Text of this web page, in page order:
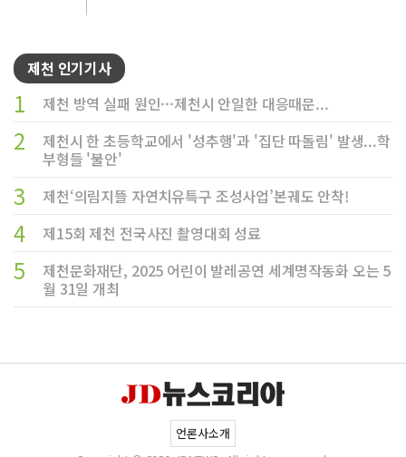
제천 인기기사
1 제천 방역 실패 원인···제천시 안일한 대응때문...
2
제천시 한 초등학교에서 '성추행'과 '집단 따돌림' 발생...학
부형들 '불안'
3 제천‘의림지뜰 자연치유특구 조성사업’본궤도 안착!
4 제15회 제천 전국사진 촬영대회 성료
5
제천문화재단, 2025 어린이 발레공연 세계명작동화 오는 5
월 31일 개최
언론사소개